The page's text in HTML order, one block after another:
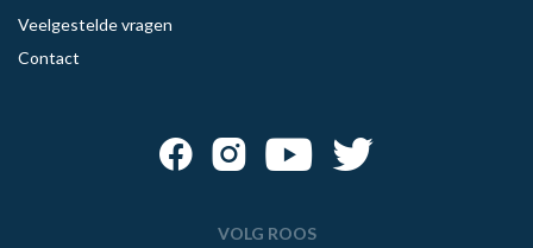
Veelgestelde vragen
Contact
VOLG ROOS